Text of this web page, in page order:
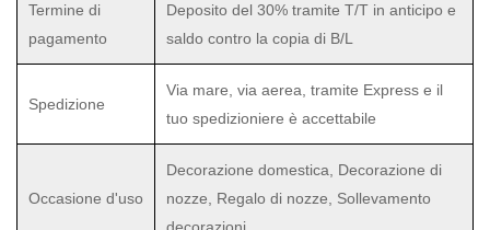
Termine di
pagamento
Deposito del 30% tramite T/T in anticipo e
saldo contro la copia di B/L
Spedizione
Via mare, via aerea, tramite Express e il
tuo spedizioniere è accettabile
Occasione d'uso
Decorazione domestica, Decorazione di
nozze, Regalo di nozze, Sollevamento